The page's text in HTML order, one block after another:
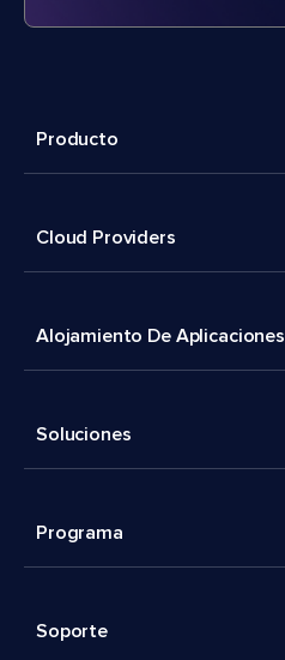
Producto
Cloud Providers
Alojamiento De Aplicaciones
Soluciones
Programa
Soporte